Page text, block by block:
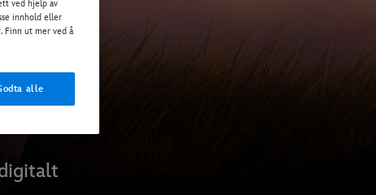
ved hjelp av
innhold eller
Finn ut mer ved å
alle